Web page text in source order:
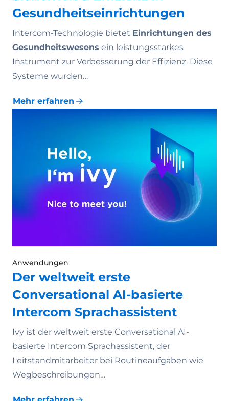
Gesundheitseinrichtungen
Intercom-Technologie bietet Einrichtungen des
Gesundheitswesens ein leistungsstarkes
Instrument zur Verbesserung der Effizienz. Diese
Systeme wurden…
Mehr erfahren
Anwendungen
Der weltweit erste
Conversational AI-basierte
Intercom Sprachassistent
Ivy ist der weltweit erste Conversational AI-
basierte Intercom Sprachassistent, der
Leitstandmitarbeiter bei Routineaufgaben wie
Wegbeschreibungen…